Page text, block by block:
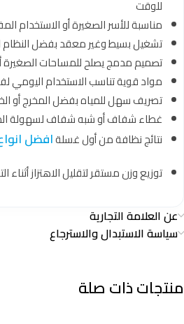
للوقت
مناسبة للأسر الصغيرة أو الاستخدام
تشغيل بسيط وغير معقد بفضل النظام
تصميم مدمج يصلح للمساحات الصغيرة
مواد قوية تناسب الاستخدام اليومي
تصريف سهل للمياه بفضل المخرج أو
غطاء شفاف أو شبه شفاف لسهولة
نتائج نظافة من أول غسلةافضل
توزيع وزن مستقر لتقليل الاهتزاز أثناء
عن العلامة التجارية
سياسة الاستبدال والاسترجاع
منتجات ذات صلة